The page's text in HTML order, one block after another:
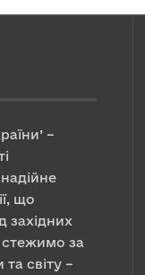
–
що
західних
стежимо за
світу –